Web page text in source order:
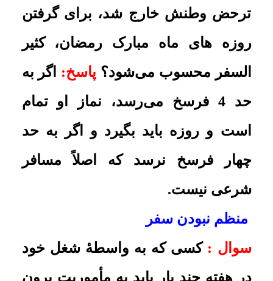
روزه باید بگیرد.
مسافرت برای مقاصد مختلف
کسی که چند شغل دارد و برای
هر کدام جداگانه سفر می‌کند یا کارهای
مختلف و نامنظمی دارد که برای هر
کدام، باید چند روز یک بار از حد شرعی
وطنش خارج شود نیز می‌تواند در ماه
مبارک رمضان، روزه‌های خود را در
سفر بگیرد؟
پاسخ:
مسافرت به غیر از منظور همیشگی
سوال : کسی که کثیر السفر است، اگر
در موسمی که کارش تعطیل است و به